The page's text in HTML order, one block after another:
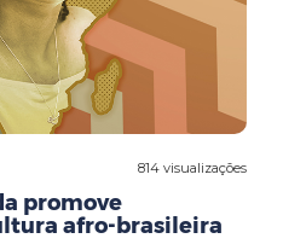
814 visualizações
promove
afro-brasileira